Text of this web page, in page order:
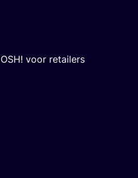
voor retailers